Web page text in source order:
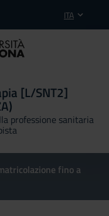
ITA
[L/SNT2]
professione sanitaria
fino a